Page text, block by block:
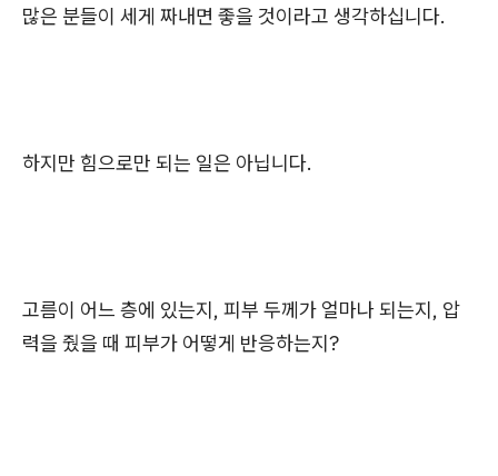
많은 분들이 세게 짜내면 좋을 것이라고 생각하십니다.
하지만 힘으로만 되는 일은 아닙니다.
고름이 어느 층에 있는지, 피부 두께가 얼마나 되는지, 압
력을 줬을 때 피부가 어떻게 반응하는지?